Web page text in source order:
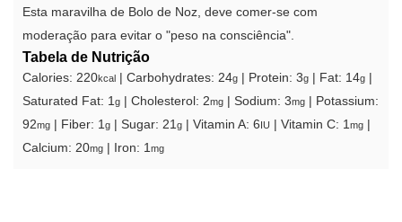
Esta maravilha de Bolo de Noz, deve comer-se com
moderação para evitar o "peso na consciência".
Tabela de Nutrição
Calories: 220kcal Carbohydrates: 24g Protein: 3g Fat: 14g
Saturated Fat: 1g Cholesterol: 2mg Sodium: 3mg
Potassium:
92mg Fiber: 1g Sugar: 21g Vitamin A: 6IU Vitamin C: 1mg
Calcium: 20mg Iron: 1mg